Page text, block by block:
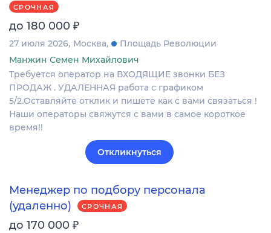
СРОЧНАЯ
до 180 000 ₽
27 июля 2026 Москва
Площадь Революции
Манжин Семен Михайлович
Требуется оператор на ВХОДЯЩИЕ звонки БЕЗ
ПРОДАЖ . УДАЛЕННАЯ работа с графиком
5/2.Оставляйте отклик и пишете как с вами связаться !
Наши операторы свяжутся с вами в самое короткое
время!!
Откликнуться
Менеджер по подбору персонала
(удаленно)
СРОЧНАЯ
до 170 000 ₽